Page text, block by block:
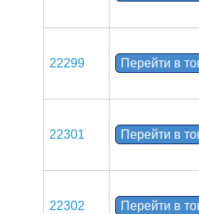
22299 Перейти в
22301 Перейти в
22302 Перейти в